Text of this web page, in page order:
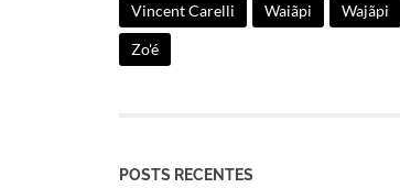
Vincent Carelli Waiãpi Wajãpi
Zo'é
POSTS RECENTES